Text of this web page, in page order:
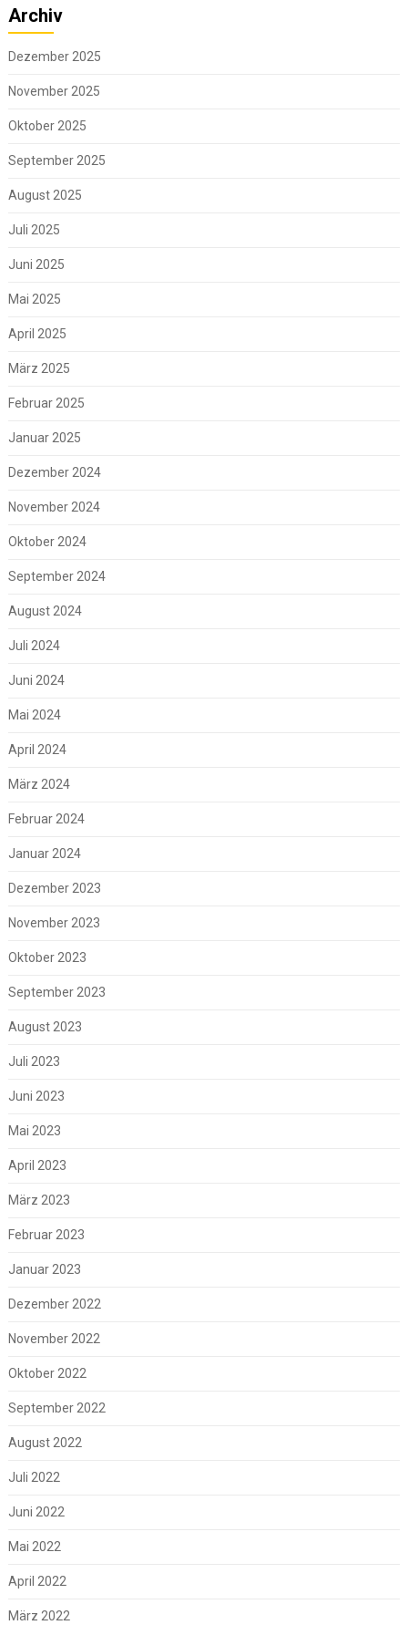
Archiv
Dezember 2025
November 2025
Oktober 2025
September 2025
August 2025
Juli 2025
Juni 2025
Mai 2025
April 2025
März 2025
Februar 2025
Januar 2025
Dezember 2024
November 2024
Oktober 2024
September 2024
August 2024
Juli 2024
Juni 2024
Mai 2024
April 2024
März 2024
Februar 2024
Januar 2024
Dezember 2023
November 2023
Oktober 2023
September 2023
August 2023
Juli 2023
Juni 2023
Mai 2023
April 2023
März 2023
Februar 2023
Januar 2023
Dezember 2022
November 2022
Oktober 2022
September 2022
August 2022
Juli 2022
Juni 2022
Mai 2022
April 2022
März 2022